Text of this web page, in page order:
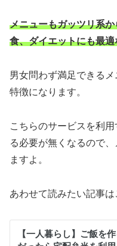
メニューもガッツリ系
食、ダイエットにも最
男女問わず満足できる
特徴になります。
こちらのサービスを利
る必要が無くなるので
ますよ。
あわせて読みたい記事は